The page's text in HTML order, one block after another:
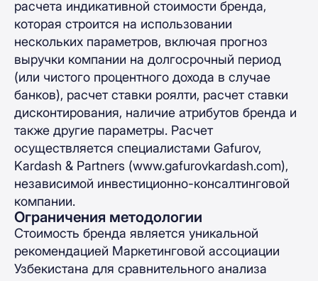
расчета индикативной стоимости бренда,
которая строится на использовании
нескольких параметров, включая прогноз
выручки компании на долгосрочный период
(или чистого процентного дохода в случае
банков), расчет ставки роялти, расчет ставки
дисконтирования, наличие атрибутов бренда и
также другие параметры. Расчет
осуществляется специалистами Gafurov,
Kardash & Partners (www.gafurovkardash.com),
независимой инвестиционно-консалтинговой
компании.
Ограничения методологии
Стоимость бренда является уникальной
рекомендацией Маркетинговой ассоциации
Узбекистана для сравнительного анализа